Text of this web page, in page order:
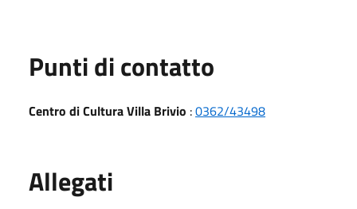
Punti di contatto
Centro di Cultura Villa Brivio :0362/43498
Allegati